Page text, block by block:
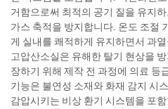
거함으로써 최적의 공기 질을 유지
가스 축적을 방지합니다. 온도 조절
게 실내를 쾌적하게 유지하면서 과
고압산소실은 유해한 탈기 현상을
장하기 위해 제작 전 과정에 의료 등
기능은 불연성 소재와 화재 감지 시
감압시키는 비상 환기 시스템을 포